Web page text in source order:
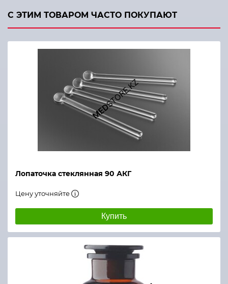
С ЭТИМ ТОВАРОМ ЧАСТО ПОКУПАЮТ
Лопаточка стеклянная 90 АКГ
Цену уточняйте
Купить